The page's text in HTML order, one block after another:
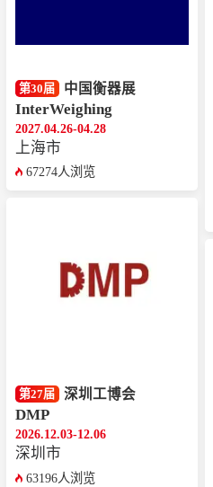
第30届 中国衡器展
InterWeighing
2027.04.26-04.28
上海市
67274人浏览
第27届 深圳工博会
DMP
2026.12.03-12.06
深圳市
63196人浏览